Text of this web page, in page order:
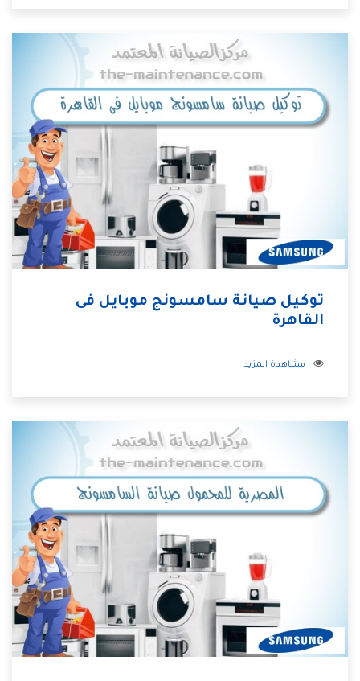
توكيل صيانة سامسونج موبايل فى
القاهرة
مشاهدة المزيد